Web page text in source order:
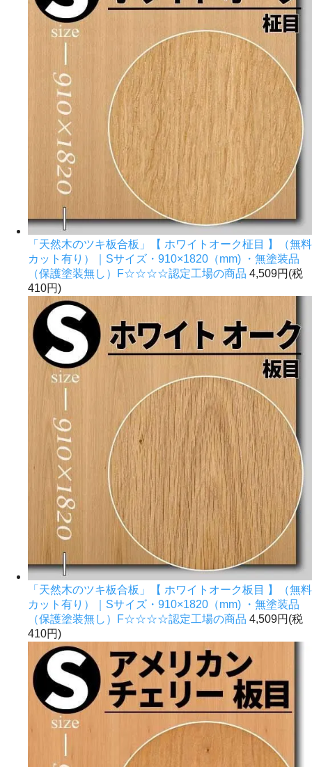
「天然木のツキ板合板」【 ホワイトオーク柾目 】（無料
カット有り）｜Sサイズ・910×1820（mm) ・無塗装品
（保護塗装無し）F☆☆☆☆認定工場の商品 4,509円(税
410円)
「天然木のツキ板合板」【 ホワイトオーク板目 】（無料
カット有り）｜Sサイズ・910×1820（mm) ・無塗装品
（保護塗装無し）F☆☆☆☆認定工場の商品 4,509円(税
410円)